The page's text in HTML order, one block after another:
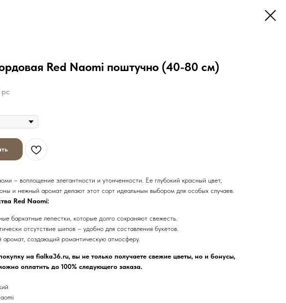
Red Naomi поштучно (40-80 см)
pc
– воплощение элегантности и утонченности. Ее глубокий красный цвет,
и нежный аромат делают этот сорт идеальным выбором для особых случаев.
Red Naomi:
бархатные лепестки, которые долго сохраняют свежесть.
отсутствие шипов – удобно для составления букетов.
аромат, создающий романтическую атмосферу.
на fialka36.ru, вы не только получаете свежие цветы, но и бонусы,
оплатить до 100% следующего заказа.